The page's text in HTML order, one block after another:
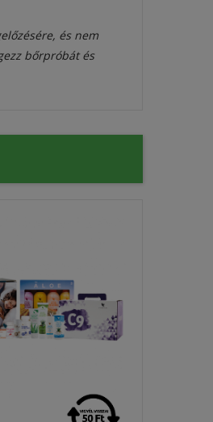
és nem
bőrpróbát és